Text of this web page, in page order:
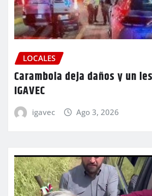
LOCALES
Carambola deja daños y un
IGAVEC
igavec Ago 3, 2026